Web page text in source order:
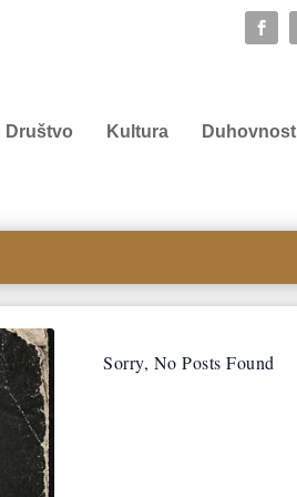
Društvo Kultura Duhovnost
Sorry, No Posts Found